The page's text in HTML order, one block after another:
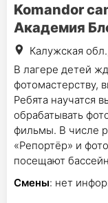
Komandor
Академия
Калужская
В лагере детей
фотомастерству,
Ребята научатся
обрабатывать
фильмы. В числе
«Репортёр» и
посещают
Смены: нет